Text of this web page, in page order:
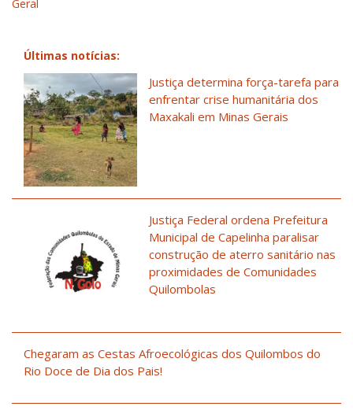
Geral
Últimas notícias:
Justiça determina força-tarefa para
enfrentar crise humanitária dos
Maxakali em Minas Gerais
Justiça Federal ordena Prefeitura
Municipal de Capelinha paralisar
construção de aterro sanitário nas
proximidades de Comunidades
Quilombolas
Chegaram as Cestas Afroecológicas dos Quilombos do
Rio Doce de Dia dos Pais!